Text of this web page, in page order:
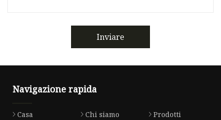
Inviare
Navigazione rapida
Casa Chi siamo
Prodotti